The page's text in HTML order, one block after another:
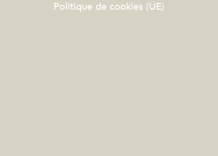
Politique de cookies (UE)